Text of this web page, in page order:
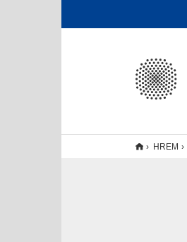
HREM